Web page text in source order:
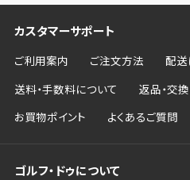
カスタマーサポート
ご利用案内 ご注文方法 配送
送料・手数料について 返品・交
お買物ポイント よくあるご質問
ゴルフ・ドゥについて